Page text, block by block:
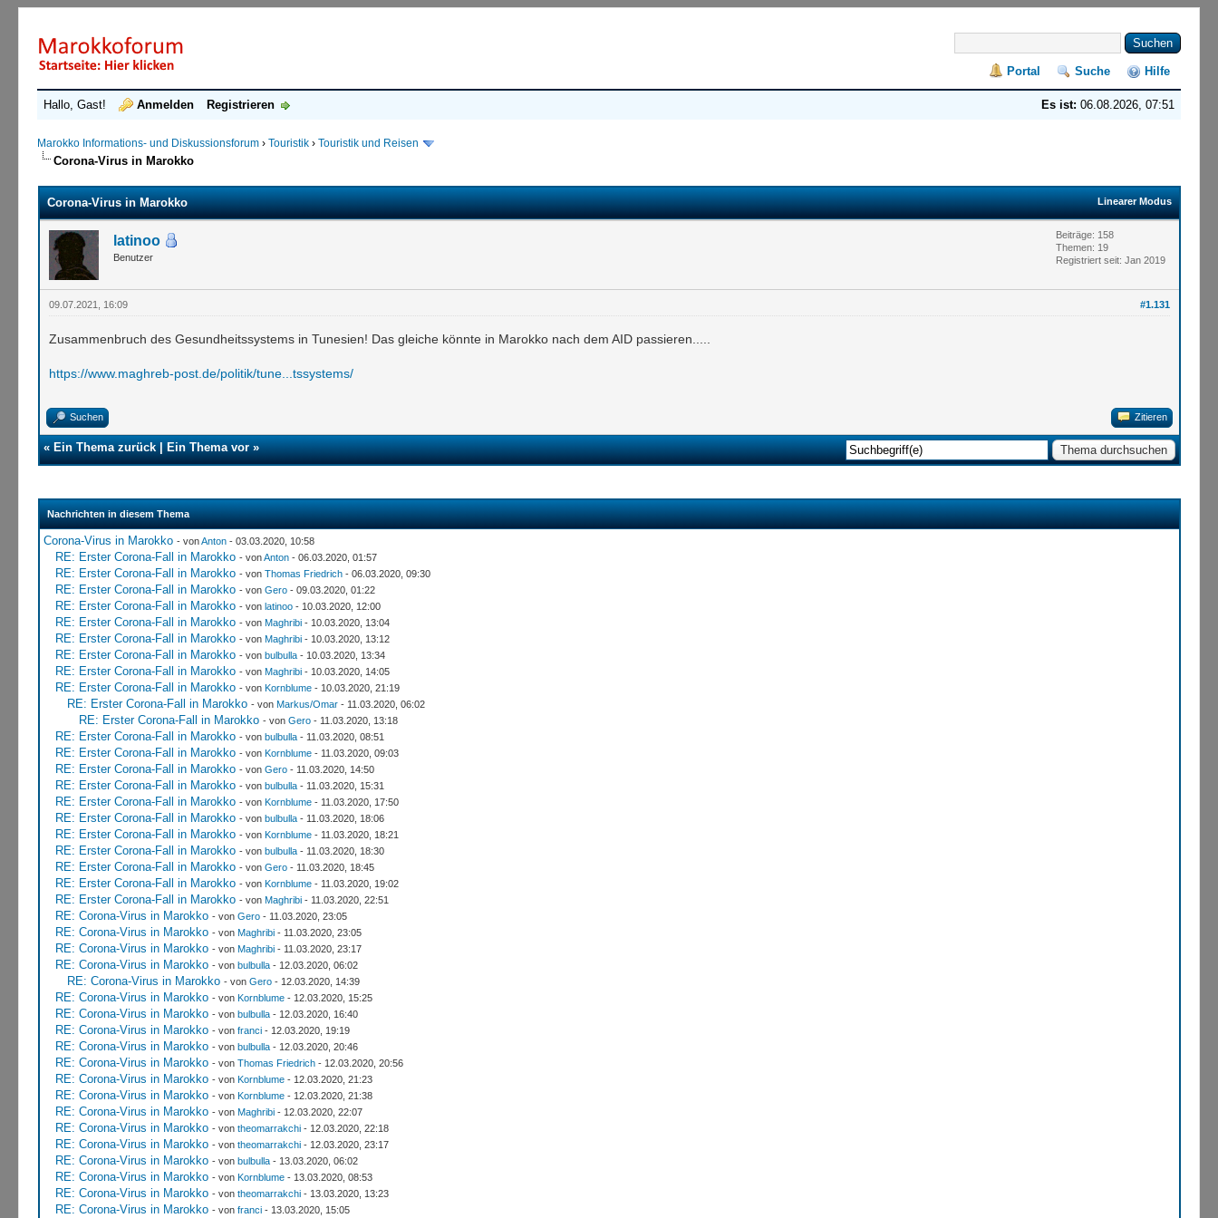
Portal Suche Hilfe
Es ist: 06.08.2026, 07:51
Hallo, Gast! Anmelden Registrieren
Marokko Informations- und Diskussionsforum ›Touristik ›Touristik und Reisen
Corona-Virus in Marokko
Linearer Modus
Corona-Virus in Marokko
latinoo
Benutzer
Beiträge: 158
Themen: 19
Registriert seit: Jan 2019
#1.131
09.07.2021, 16:09
Zusammenbruch des Gesundheitssystems in Tunesien! Das gleiche könnte in Marokko nach dem AID passieren.....
https://www.maghreb-post.de/politik/tune...tssystems/
Suchen Zitieren
«Ein Thema zurück|Ein Thema vor»
Nachrichten in diesem Thema
Corona-Virus in Marokko - vonAnton- 03.03.2020, 10:58
RE: Erster Corona-Fall in Marokko - vonAnton- 06.03.2020, 01:57
RE: Erster Corona-Fall in Marokko - von Thomas Friedrich- 06.03.2020, 09:30
RE: Erster Corona-Fall in Marokko - von Gero- 09.03.2020, 01:22
RE: Erster Corona-Fall in Marokko - von latinoo- 10.03.2020, 12:00
RE: Erster Corona-Fall in Marokko - von Maghribi- 10.03.2020, 13:04
RE: Erster Corona-Fall in Marokko - von Maghribi- 10.03.2020, 13:12
RE: Erster Corona-Fall in Marokko - von bulbulla- 10.03.2020, 13:34
RE: Erster Corona-Fall in Marokko - von Maghribi- 10.03.2020, 14:05
RE: Erster Corona-Fall in Marokko - von Kornblume- 10.03.2020, 21:19
RE: Erster Corona-Fall in Marokko - von Markus/Omar- 11.03.2020, 06:02
RE: Erster Corona-Fall in Marokko - von Gero- 11.03.2020, 13:18
RE: Erster Corona-Fall in Marokko - von bulbulla- 11.03.2020, 08:51
RE: Erster Corona-Fall in Marokko - von Kornblume- 11.03.2020, 09:03
RE: Erster Corona-Fall in Marokko - von Gero- 11.03.2020, 14:50
RE: Erster Corona-Fall in Marokko - von bulbulla- 11.03.2020, 15:31
RE: Erster Corona-Fall in Marokko - von Kornblume- 11.03.2020, 17:50
RE: Erster Corona-Fall in Marokko - von bulbulla- 11.03.2020, 18:06
RE: Erster Corona-Fall in Marokko - von Kornblume- 11.03.2020, 18:21
RE: Erster Corona-Fall in Marokko - von bulbulla- 11.03.2020, 18:30
RE: Erster Corona-Fall in Marokko - von Gero- 11.03.2020, 18:45
RE: Erster Corona-Fall in Marokko - von Kornblume- 11.03.2020, 19:02
RE: Erster Corona-Fall in Marokko - von Maghribi- 11.03.2020, 22:51
RE: Corona-Virus in Marokko - von Gero- 11.03.2020, 23:05
RE: Corona-Virus in Marokko - von Maghribi- 11.03.2020, 23:05
RE: Corona-Virus in Marokko - von Maghribi- 11.03.2020, 23:17
RE: Corona-Virus in Marokko - von bulbulla- 12.03.2020, 06:02
RE: Corona-Virus in Marokko - von Gero- 12.03.2020, 14:39
RE: Corona-Virus in Marokko - von Kornblume- 12.03.2020, 15:25
RE: Corona-Virus in Marokko - von bulbulla- 12.03.2020, 16:40
RE: Corona-Virus in Marokko - von franci- 12.03.2020, 19:19
RE: Corona-Virus in Marokko - von bulbulla- 12.03.2020, 20:46
RE: Corona-Virus in Marokko - von Thomas Friedrich- 12.03.2020, 20:56
RE: Corona-Virus in Marokko - von Kornblume- 12.03.2020, 21:23
RE: Corona-Virus in Marokko - von Kornblume- 12.03.2020, 21:38
RE: Corona-Virus in Marokko - von Maghribi- 12.03.2020, 22:07
RE: Corona-Virus in Marokko - von theomarrakchi- 12.03.2020, 22:18
RE: Corona-Virus in Marokko - von theomarrakchi- 12.03.2020, 23:17
RE: Corona-Virus in Marokko - von bulbulla- 13.03.2020, 06:02
RE: Corona-Virus in Marokko - von Kornblume- 13.03.2020, 08:53
RE: Corona-Virus in Marokko - von theomarrakchi- 13.03.2020, 13:23
RE: Corona-Virus in Marokko - von franci- 13.03.2020, 15:05